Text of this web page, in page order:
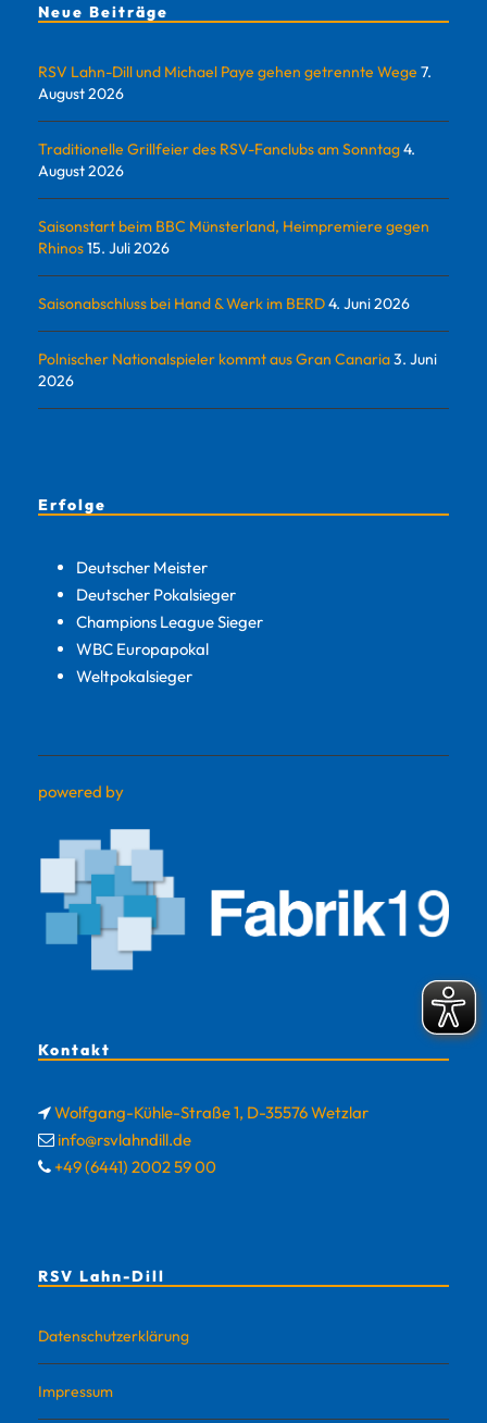
Neue Beiträge
RSV Lahn-Dill und Michael Paye gehen getrennte Wege 7.
August 2026
Traditionelle Grillfeier des RSV-Fanclubs am Sonntag4.
August 2026
Saisonstart beim BBC Münsterland, Heimpremiere gegen
Rhinos15. Juli 2026
Saisonabschluss bei Hand & Werk im BERD4. Juni 2026
Polnischer Nationalspieler kommt aus Gran Canaria3. Juni
2026
Erfolge
Deutscher Meister
Deutscher Pokalsieger
Champions League Sieger
WBC Europapokal
Weltpokalsieger
powered by
Kontakt
Wolfgang-Kühle-Straße 1, D-35576 Wetzlar
info@rsvlahndill.de
+49 (6441) 2002 59 00
RSV Lahn-Dill
Datenschutzerklärung
Impressum